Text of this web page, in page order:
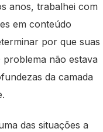
anos, trabalhei com
em conteúdo
por que suas
problema não estava
da camada
das situações a